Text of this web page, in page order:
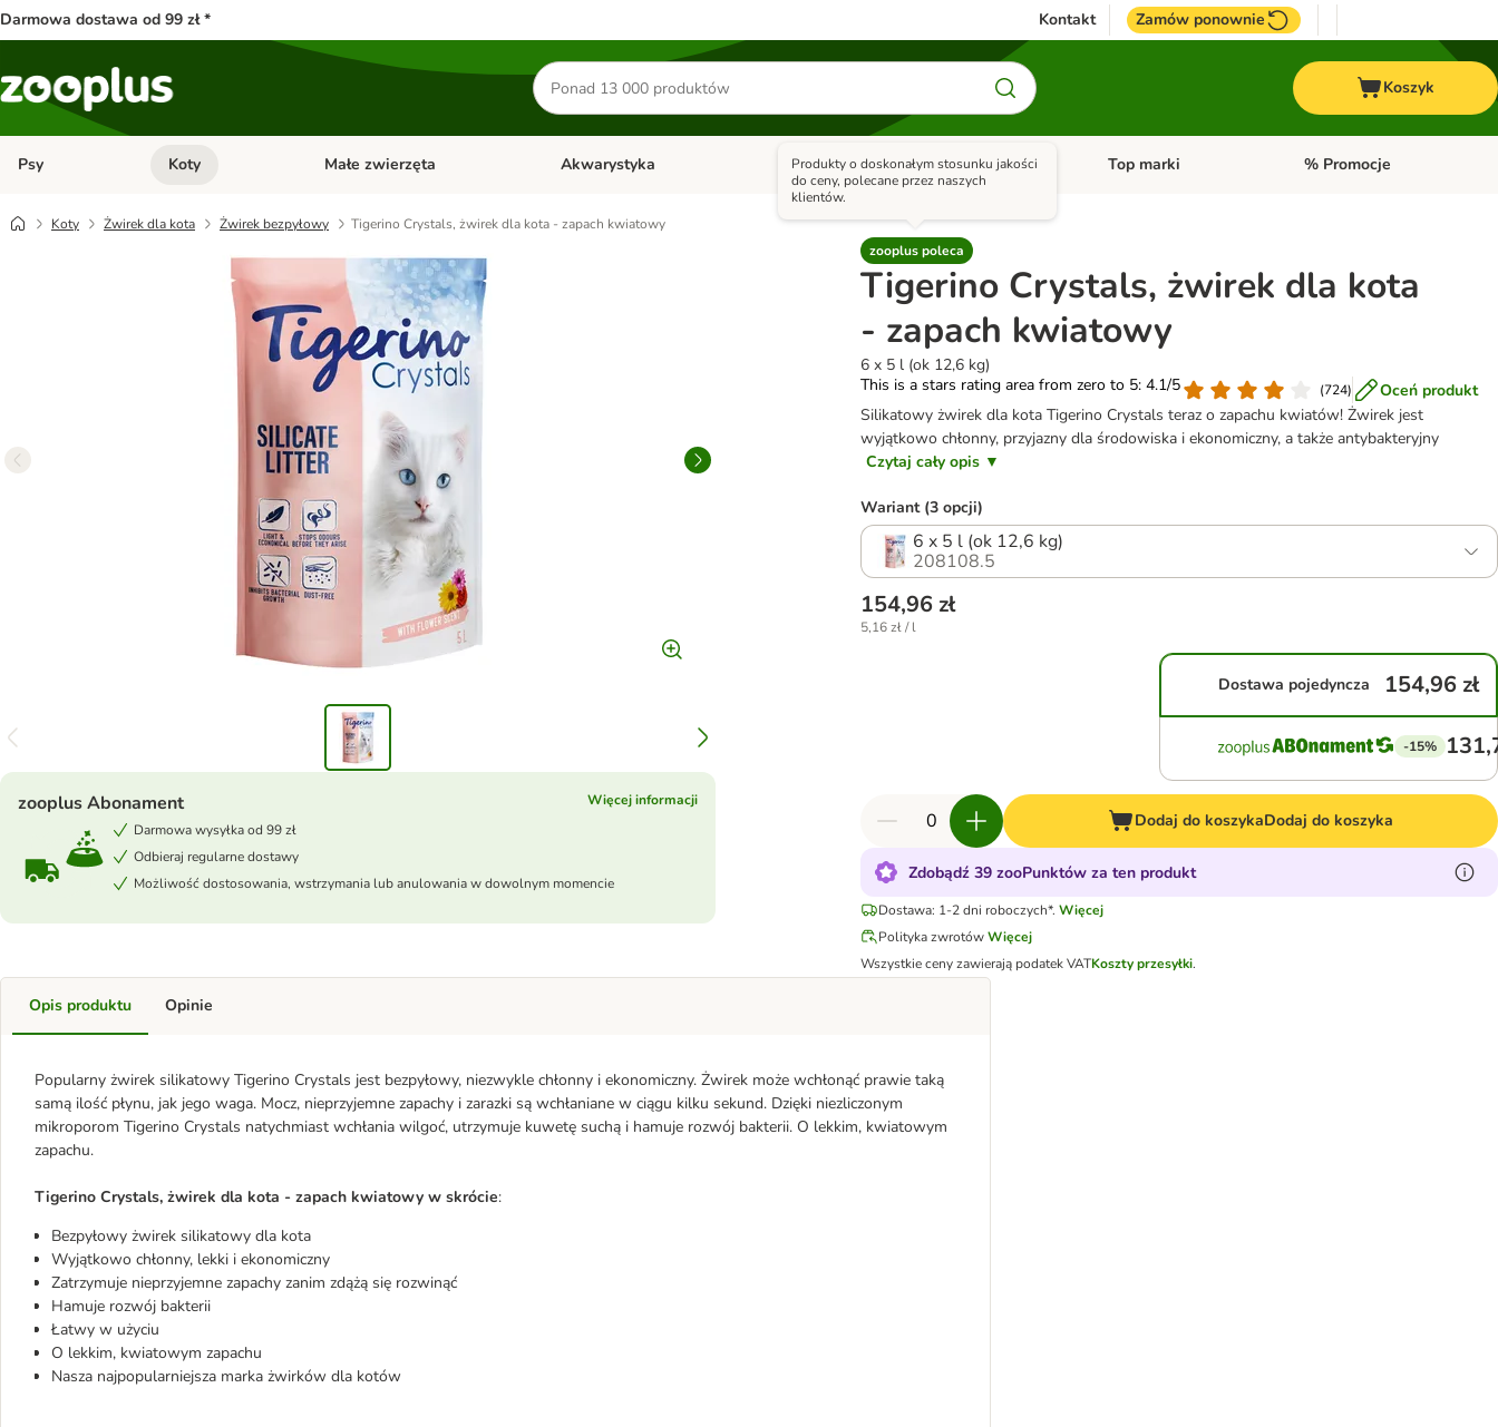
Darmowa dostawa od 99 zł * Kontakt Zamów ponownie
Szukaj
produktów
Koszyk
Psy Otwórz menu kategorii: Psy
Koty Otwórz menu kategorii: Koty
Małe zwierzęta Otwórz menu kategorii: Małe zwierzęta
Akwarystyka Otwórz menu kategorii: Akwarystyka
Ptaki Otwórz menu kategorii: Ptaki
Konie Otwórz menu kategorii: Konie
Top marki Otwórz menu kategorii: Top
% Promocje
Koty Żwirek dla kota Żwirek bezpyłowy
Tigerino Crystals, żwirek dla kota - zapach kwiatowy
zooplus poleca
Produkty o doskonałym stosunku jakości
do ceny, polecane przez naszych
klientów.
Tigerino Crystals, żwirek dla kota
- zapach kwiatowy
6 x 5 l (ok 12,6 kg)
This is a stars rating area from zero to 5: 4.1/5
(724)
Oceń produkt
Silikatowy żwirek dla kota Tigerino Crystals teraz o zapachu kwiatów! Żwirek jest
wyjątkowo chłonny, przyjazny dla środowiska i ekonomiczny, a także antybakteryjny
Czytaj cały opis ▼
zooplus Abonament
Więcej informacji
Darmowa wysyłka od 99 zł
Odbieraj regularne dostawy
Możliwość dostosowania, wstrzymania lub anulowania w dowolnym momencie
Wariant (3 opcji)
6 x 5 l (ok 12,6 kg)
208108.5
154,96 zł
5,16 zł / l
Dostawa pojedyncza 154,96 zł
-15%
Dodaj do koszykaDodaj do koszyka
Zdobądź 39 zooPunktów za ten produkt
Dostawa: 1-2 dni roboczych*. Więcej
Polityka zwrotów Więcej
Wszystkie ceny zawierają podatek VATKoszty przesyłki.
Opis produktu
Popularny żwirek silikatowy Tigerino Crystals jest bezpyłowy, niezwykle chłonny i ekonomiczny. Żwirek może wchłonąć prawie taką
samą ilość płynu, jak jego waga. Mocz, nieprzyjemne zapachy i zarazki są wchłaniane w ciągu kilku sekund. Dzięki niezliczonym
mikroporom Tigerino Crystals natychmiast wchłania wilgoć, utrzymuje kuwetę suchą i hamuje rozwój bakterii. O lekkim, kwiatowym
zapachu.
Tigerino Crystals, żwirek dla kota - zapach kwiatowy w skrócie:
Bezpyłowy żwirek silikatowy dla kota
Wyjątkowo chłonny, lekki i ekonomiczny
Zatrzymuje nieprzyjemne zapachy zanim zdążą się rozwinąć
Hamuje rozwój bakterii
Łatwy w użyciu
O lekkim, kwiatowym zapachu
Nasza najpopularniejsza marka żwirków dla kotów
Opinie